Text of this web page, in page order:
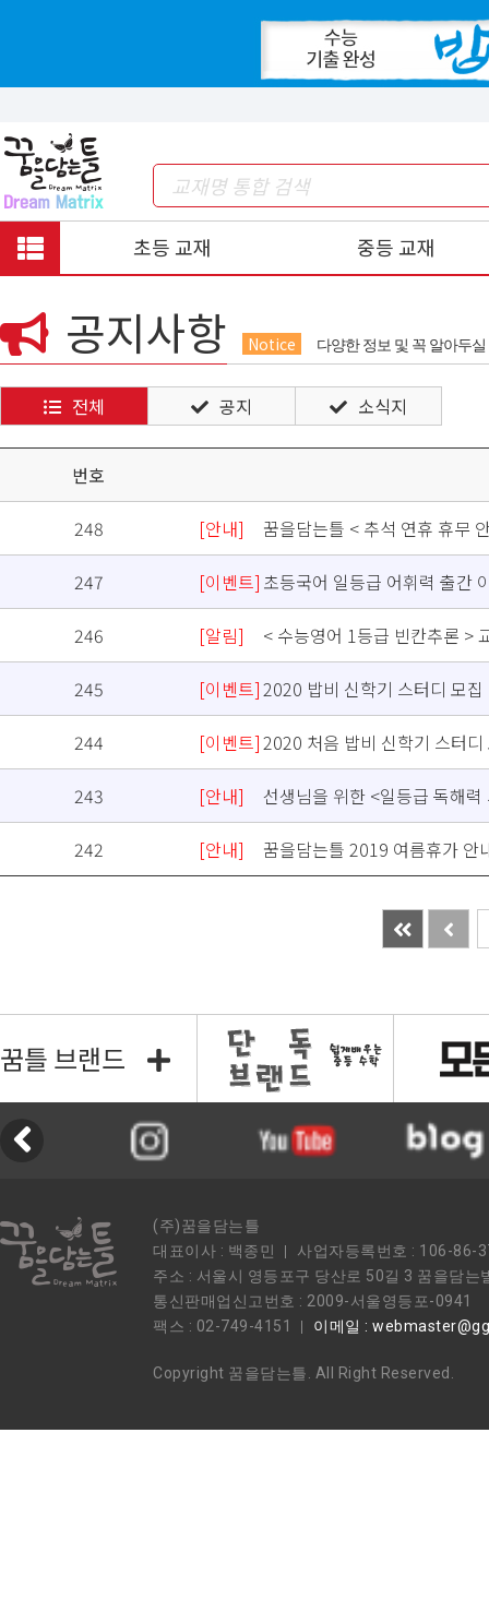
초등 교재 중등 교재
공지사항 Notice 다양한 정보 및 꼭 알아두
전체 공지 소식지
번호
248 [안내] 꿈을담는틀 < 추석 연휴 휴무
247 [이벤트] 초등국어 일등급 어휘력 출간
246 [알림] < 수능영어 1등급 빈칸추론 >
245 [이벤트]2020 밥비 신학기 스터디 모집
244 [이벤트]2020 처음 밥비 신학기 스터디
243 [안내] 선생님을 위한 <일등급 독해
242 [안내] 꿈을담는틀 2019 여름휴가 안
꿈틀 브랜드
(주)꿈을담는틀
대표이사 : 백종민
사업자등록번호 : 106-86-
주소 : 서울시 영등포구 당산로 50길 3 꿈을담는
통신판매업신고번호 : 2009-서울영등포-0941
팩스 : 02-749-4151
이메일 :
Copyright 꿈을담는틀. All Right Reserved.